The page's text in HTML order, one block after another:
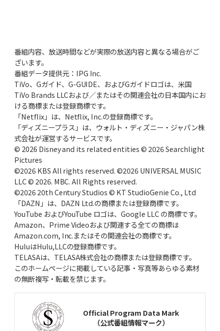
番組内容、放送時間などが実際の放送内容と異なる場合がご
ざいます。
番組データ提供元：IPG Inc.
TiVo、Gガイド、G-GUIDE、およびGガイドロゴは、米国
TiVo Brands LLCおよび／またはその関連会社の日本国内にお
ける商標または登録商標です。
「Netflix」は、Netflix, Inc.の登録商標です。
「ディズニープラス」は、ウォルト・ディズニー・ジャパン株
式会社が運営するサービスです。
© 2026 Disney and its related entities © 2026 Searchlight
Pictures
©2026 KBS All rights reserved. ©2026 UNIVERSAL MUSIC
LLC © 2026. MBC. All Rights reserved.
©2026 20th Century Studios © KT StudioGenie Co., Ltd
「DAZN」は、DAZN Ltd.の商標または登録商標です。
YouTube およびYouTube ロゴは、Google LLC の商標です。
Amazon、Prime Videoおよび関連する全ての商標は
Amazon.com, Inc.またはその関連会社の商標です。
HuluはHulu,LLCの登録商標です。
TELASAは、TELASA株式会社の商標または登録商標です。
このホームページに掲載している記事・写真等あらゆる素材
の無断複写・転載を禁じます。
Official Program Data Mark
（公式番組情報マーク）